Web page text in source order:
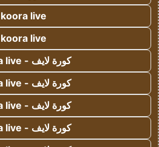
koora live
koora live
كورة لايف - koora live
كورة لايف - koora live
كورة لايف - koora live
كورة لايف - koora live